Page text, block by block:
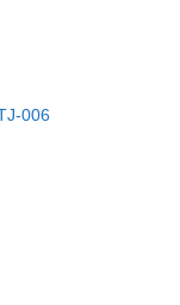
006